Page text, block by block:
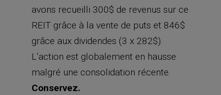
avons recueilli 300$ de revenus sur ce
REIT grâce à la vente de puts et 846$
grâce aux dividendes (3 x 282$).
L’action est globalement en hausse
malgré une consolidation récente.
Conservez.